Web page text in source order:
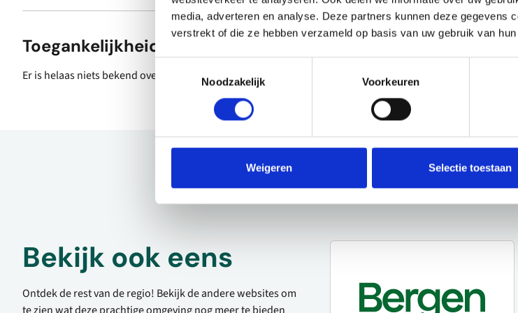
media, adverteren en analyse. Deze partners kunnen deze gegevens
verstrekt of die ze hebben verzameld op basis van uw gebruik van
Noodzakelijk
Voorkeuren
Weigeren Selectie toestaan
Toegankelijkheid
Er is helaas niets bekend over de toegankelijkheid.
Bekijk ook eens
Ontdek de rest van de regio! Bekijk de andere websites om